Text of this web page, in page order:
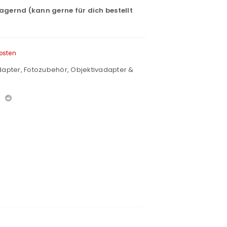
(kann gerne für dich bestellt
, Fotozubehör,Objektivadapter &